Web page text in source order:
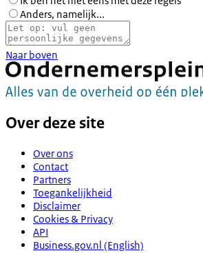
Anders, namelijk...
Naar boven
Over deze site
Over ons
Contact
Partners
Toegankelijkheid
Disclaimer
Cookies & Privacy
API
Business.gov.nl (English)